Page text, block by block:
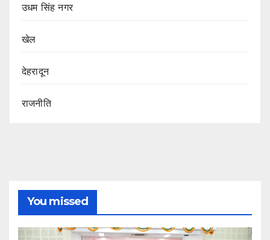
उधम सिंह नगर
खेल
देहरादून
राजनीति
You missed